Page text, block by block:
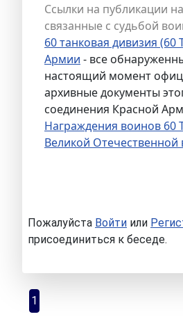
Ссылки на публикации
связанные с судьбой
60 танковая дивизия (60
Армии - все
настоящий момент
архивные документы
соединения Красной
Награждения воинов 60
Великой Отечественной
Пожалуйста Войти или
присоединиться к беседе.
1